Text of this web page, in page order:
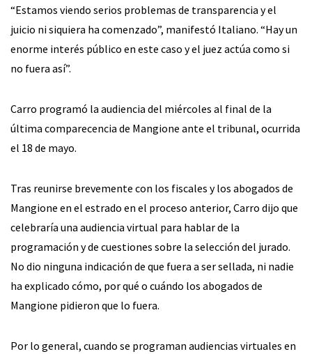
“Estamos viendo serios problemas de transparencia y el
juicio ni siquiera ha comenzado”, manifestó Italiano. “Hay un
enorme interés público en este caso y el juez actúa como si
no fuera así”.
Carro programó la audiencia del miércoles al final de la
última comparecencia de Mangione ante el tribunal, ocurrida
el 18 de mayo.
Tras reunirse brevemente con los fiscales y los abogados de
Mangione en el estrado en el proceso anterior, Carro dijo que
celebraría una audiencia virtual para hablar de la
programación y de cuestiones sobre la selección del jurado.
No dio ninguna indicación de que fuera a ser sellada, ni nadie
ha explicado cómo, por qué o cuándo los abogados de
Mangione pidieron que lo fuera.
Por lo general, cuando se programan audiencias virtuales en